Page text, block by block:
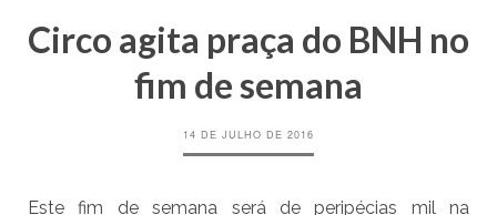
Circo agita praça do BNH no
fim de semana
14 DE JULHO DE 2016
Este fim de semana será de peripécias mil na